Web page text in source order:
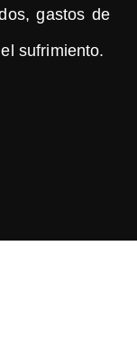
gastos de
sufrimiento.